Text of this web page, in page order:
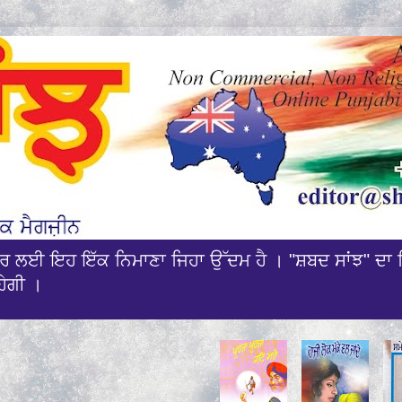
ਲਈ ਇਹ ਇੱਕ ਨਿਮਾਣਾ ਜਿਹਾ ਉੱਦਮ ਹੈ । "ਸ਼ਬਦ ਸਾਂਝ" ਦਾ
।